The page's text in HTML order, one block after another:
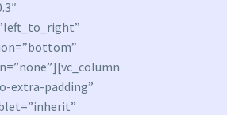
extra-padding”